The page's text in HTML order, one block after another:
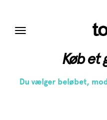
Menu
Køb et
Du vælger beløbet,